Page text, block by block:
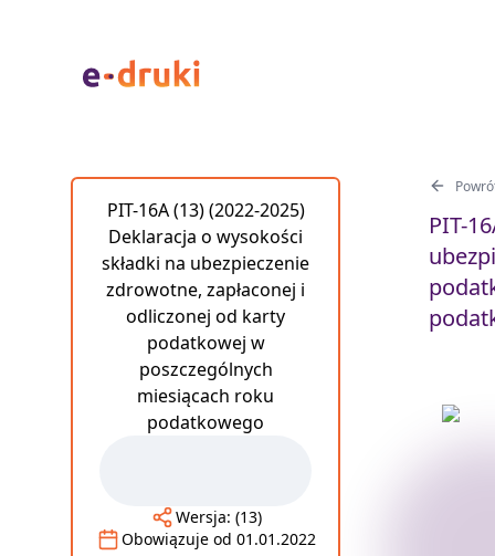
PIT-
PIT-16A (13) (2022-2025)
Deklaracja o wysokości
składki na ubezpieczenie
zdrowotne, zapłaconej i
odliczonej od karty
podatkowej w
poszczególnych
miesiącach roku
podatkowego
Wersja: (13)
Obowiązuje od 01.01.2022